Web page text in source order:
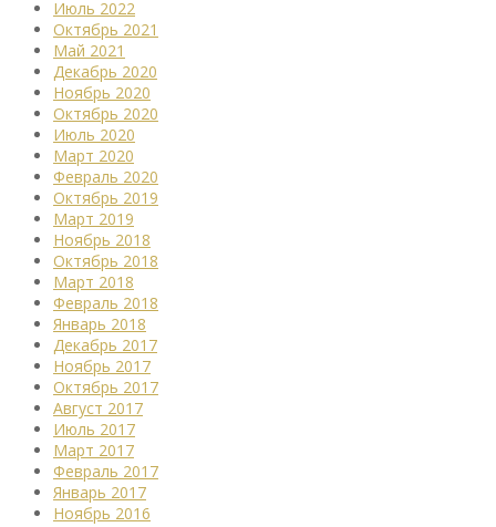
Июль 2022
Октябрь 2021
Май 2021
Декабрь 2020
Ноябрь 2020
Октябрь 2020
Июль 2020
Март 2020
Февраль 2020
Октябрь 2019
Март 2019
Ноябрь 2018
Октябрь 2018
Март 2018
Февраль 2018
Январь 2018
Декабрь 2017
Ноябрь 2017
Октябрь 2017
Август 2017
Июль 2017
Март 2017
Февраль 2017
Январь 2017
Ноябрь 2016